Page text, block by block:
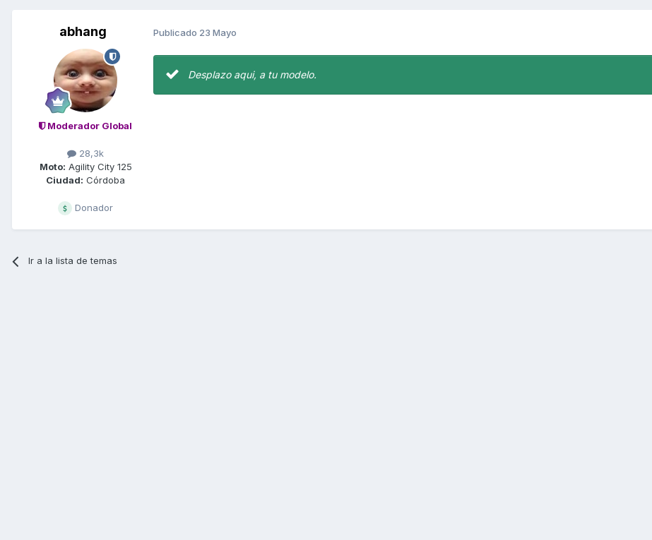
abhang
Moderador Global
28,3k
Moto: Agility City 125
Ciudad: Córdoba
Donador
Publicado 23 Mayo
Desplazo aqui, a tu modelo.
Ir a la lista de temas